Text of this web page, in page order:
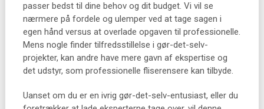
passer bedst til dine behov og dit budget. Vi vil se
nærmere på fordele og ulemper ved at tage sagen i
egen hånd versus at overlade opgaven til professionelle.
Mens nogle finder tilfredsstillelse i gør-det-selv-
projekter, kan andre have mere gavn af ekspertise og
det udstyr, som professionelle fliserensere kan tilbyde.
Uanset om du er en ivrig gør-det-selv-entusiast, eller du